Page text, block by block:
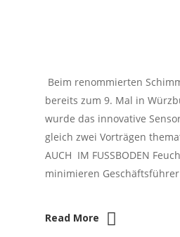
Beim renommierten
bereits zum 9. Mal in
wurde das innovative
gleich zwei Vorträgen
AUCH IM FUSSBODEN
minimieren
Read More